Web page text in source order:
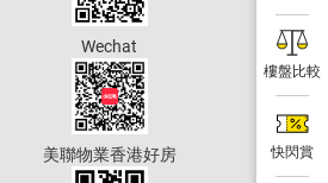
樓盤比較
快閃賞
Wechat
美聯物業香港好房